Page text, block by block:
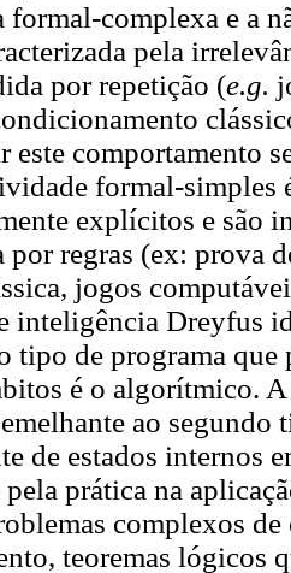
formal-complexa e a
pela
por repetição (e.g.
este comportamento
formal-simples
explícitos e são
por regras (ex: prova
jogos
inteligência Dreyfus
tipo de programa
é o algorítmico.
ao segundo
de estados internos
prática na
complexos
teoremas lógicos